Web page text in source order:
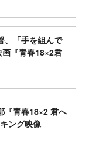
、「手を組んで
『青春18×2君
『青春18×2 君へ
ング映像